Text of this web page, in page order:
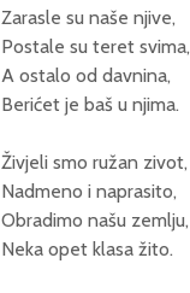
Zarasle su naše njive,
Postale su teret svima,
A ostalo od davnina,
Berićet je baš u njima.
Živjeli smo ružan zivot,
Nadmeno i naprasito,
Obradimo našu zemlju,
Neka opet klasa žito.